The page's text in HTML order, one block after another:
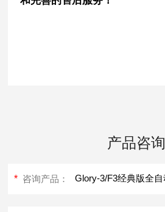
产品咨询
* 咨询产品：